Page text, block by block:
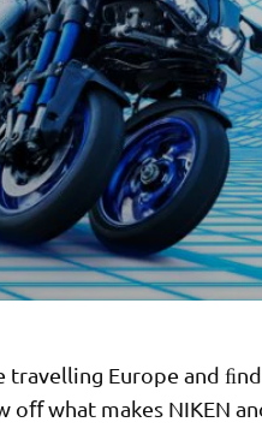
travelling Europe and
what makes NIKEN